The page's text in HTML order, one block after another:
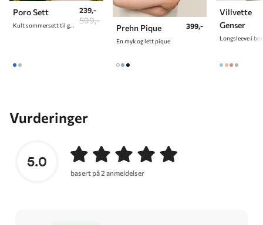
Poro Sett
Kult sommersett til gutt
239,-
599,-
Prehn Pique
En myk og lett pique
399,-
Villvette
Genser
Longsleeve i
Vurderinger
5.0
basert på 2 anmeldelser